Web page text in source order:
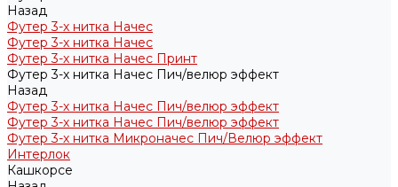
Назад
Футер 3-х нитка Начес
Футер 3-х нитка Начес
Футер 3-х нитка Начес Принт
Футер 3-х нитка Начес Пич/велюр эффект
Назад
Футер 3-х нитка Начес Пич/велюр эффект
Футер 3-х нитка Начес Пич/велюр эффект
Футер 3-х нитка Микроначес Пич/Велюр эффект
Интерлок
Кашкорсе